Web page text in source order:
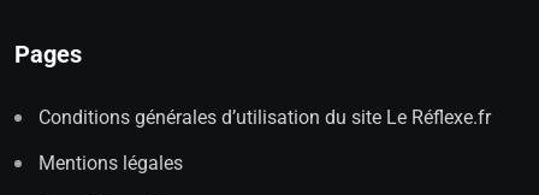
Pages
Conditions générales d’utilisation du site Le Réflexe.fr
Mentions légales